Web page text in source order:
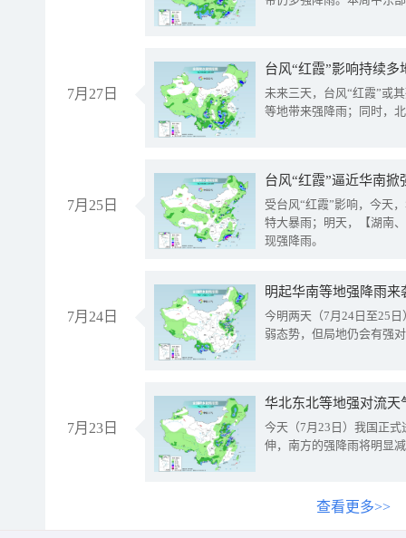
7月27日
台风“红霞”影响持续
未来三天，台风“红霞”或
等地带来强降雨；同时，
7月25日
台风“红霞”逼近华南
受台风“红霞”影响，今天
特大暴雨；明天，【湖南
现强降雨。
7月24日
明起华南等地强降雨
今明两天（7月24日至25
弱态势，但局地仍会有强
7月23日
华北东北等地强对流天
今天（7月23日）我国正
伸，南方的强降雨将明显
查看更多>>